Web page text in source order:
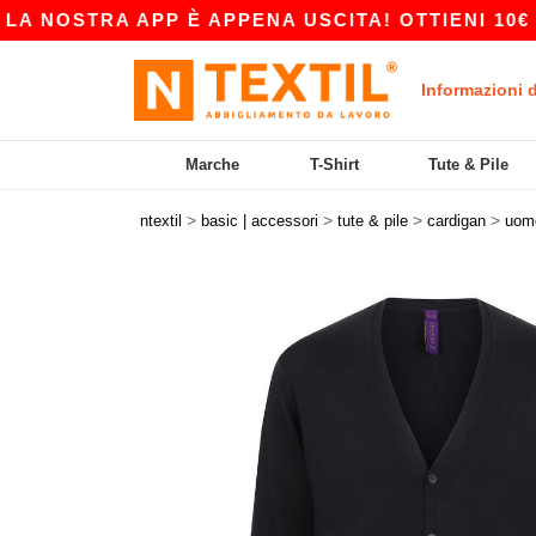
APP È APPENA USCITA! OTTIENI 10€ DI
Informazioni
Marche T-Shirt Tute & Pile
ntextil > basic | accessori > tute & pile > cardigan >